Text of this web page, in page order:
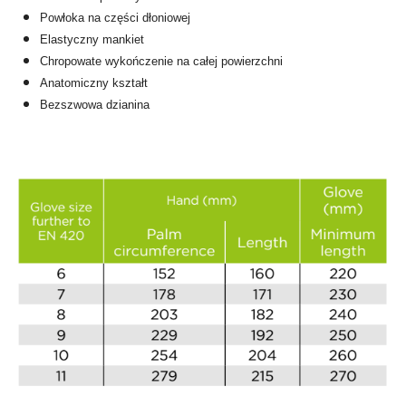
Powłoka na części dłoniowej
Elastyczny mankiet
Chropowate wykończenie na całej powierzchni
Anatomiczny kształt
Bezszwowa dzianina